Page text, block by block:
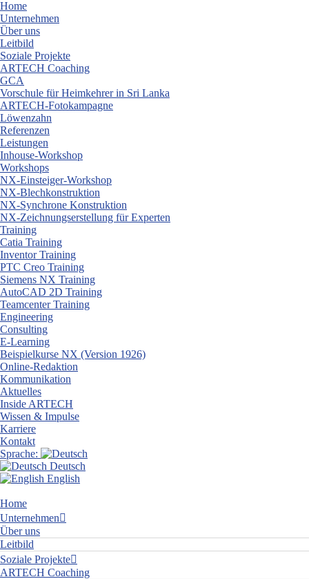
Skip
to
content
Home
Unternehmen
Über uns
Leitbild
Soziale Projekte
ARTECH Coaching
GCA
Vorschule für Heimkehrer in Sri Lanka
ARTECH-Fotokampagne
Löwenzahn
Referenzen
Leistungen
Inhouse-Workshop
Workshops
NX-Einsteiger-Workshop
NX-Blechkonstruktion
NX-Synchrone Konstruktion
NX-Zeichnungserstellung für Experten
Training
Catia Training
Inventor Training
PTC Creo Training
Siemens NX Training
AutoCAD 2D Training
Teamcenter Training
Engineering
Consulting
E-Learning
Beispielkurse NX (Version 1926)
Online-Redaktion
Kommunikation
Aktuelles
Inside ARTECH
Wissen & Impulse
Karriere
Kontakt
Sprache:
Deutsch
English
Home
Unternehmen
Über uns
Leitbild
Soziale Projekte
ARTECH Coaching